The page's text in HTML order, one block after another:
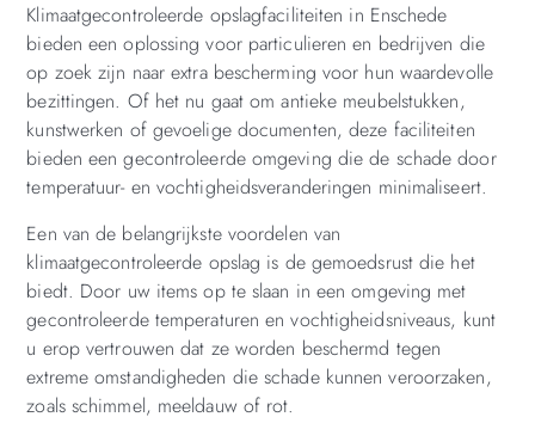
Klimaatgecontroleerde opslagfaciliteiten in Enschede
bieden een oplossing voor particulieren en bedrijven die
op zoek zijn naar extra bescherming voor hun waardevolle
bezittingen. Of het nu gaat om antieke meubelstukken,
kunstwerken of gevoelige documenten, deze faciliteiten
bieden een gecontroleerde omgeving die de schade door
temperatuur- en vochtigheidsveranderingen minimaliseert.
Een van de belangrijkste voordelen van
klimaatgecontroleerde opslag is de gemoedsrust die het
biedt. Door uw items op te slaan in een omgeving met
gecontroleerde temperaturen en vochtigheidsniveaus, kunt
u erop vertrouwen dat ze worden beschermd tegen
extreme omstandigheden die schade kunnen veroorzaken,
zoals schimmel, meeldauw of rot.